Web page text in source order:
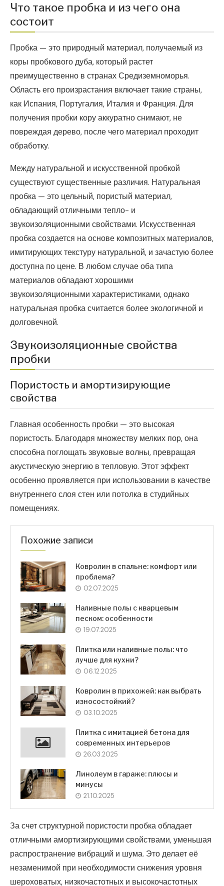
Что такое пробка и из чего она
состоит
Пробка — это природный материал, получаемый из
коры пробкового дуба, который растет
преимущественно в странах Средиземноморья.
Область его произрастания включает такие страны,
как Испания, Португалия, Италия и Франция. Для
получения пробки кору аккуратно снимают, не
повреждая дерево, после чего материал проходит
обработку.
Между натуральной и искусственной пробкой
существуют существенные различия. Натуральная
пробка — это цельный, пористый материал,
обладающий отличными тепло- и
звукоизоляционными свойствами. Искусственная
пробка создается на основе композитных материалов,
имитирующих текстуру натуральной, и зачастую более
доступна по цене. В любом случае оба типа
материалов обладают хорошими
звукоизоляционными характеристиками, однако
натуральная пробка считается более экологичной и
долговечной.
Звукоизоляционные свойства
пробки
Пористость и амортизирующие
свойства
Главная особенность пробки — это высокая
пористость. Благодаря множеству мелких пор, она
способна поглощать звуковые волны, превращая
акустическую энергию в тепловую. Этот эффект
особенно проявляется при использовании в качестве
внутреннего слоя стен или потолка в студийных
помещениях.
Похожие записи
Ковролин в спальне: комфорт или
проблема?
02.07.2025
Наливные полы с кварцевым
песком: особенности
19.07.2025
Плитка или наливные полы: что
лучше для кухни?
06.12.2025
Ковролин в прихожей: как выбрать
износостойкий?
03.10.2025
Плитка с имитацией бетона для
современных интерьеров
26.03.2025
Линолеум в гараже: плюсы и
минусы
21.10.2025
За счет структурной пористости пробка обладает
отличными амортизирующими свойствами, уменьшая
распространение вибраций и шума. Это делает её
незаменимой при необходимости снижения уровня
шероховатых, низкочастотных и высокочастотных